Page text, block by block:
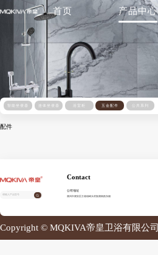
首页 产品中心
智能坐便器 连体坐便器 浴室柜 五金配件
配件
Contact
公司地址
潮州市潮安区古巷镇崎头村振潮南路东侧
Copyright © MQKIVA帝皇卫浴有限公司